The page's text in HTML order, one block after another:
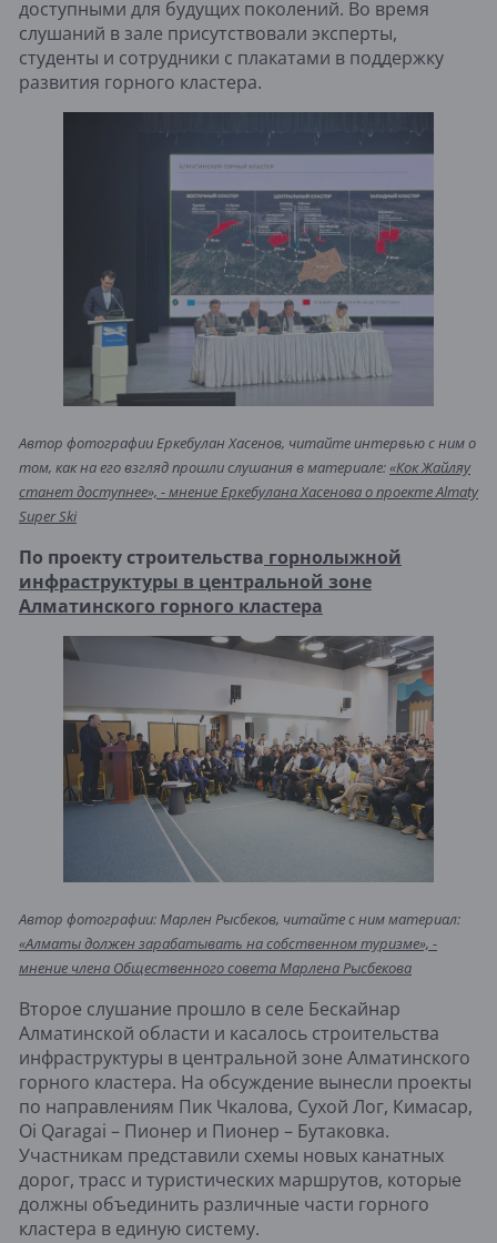
доступными для будущих поколений. Во время
слушаний в зале присутствовали эксперты,
студенты и сотрудники с плакатами в поддержку
развития горного кластера.
Автор фотографии Еркебулан Хасенов, читайте интервью с ним о
том, как на его взгляд прошли слушания в материале:«Кок Жайляу
станет доступнее», - мнение Еркебулана Хасенова о проекте Almaty
Super Ski
По проекту строительства горнолыжной
инфраструктуры в центральной зоне
Алматинского горного кластера
Автор фотографии: Марлен Рысбеков, читайте с ним материал:
«Алматы должен зарабатывать на собственном туризме», -
мнение члена Общественного совета Марлена Рысбекова
Второе слушание прошло в селе Бескайнар
Алматинской области и касалось строительства
инфраструктуры в центральной зоне Алматинского
горного кластера. На обсуждение вынесли проекты
по направлениям Пик Чкалова, Сухой Лог, Кимасар,
Oi Qaragai – Пионер и Пионер – Бутаковка.
Участникам представили схемы новых канатных
дорог, трасс и туристических маршрутов, которые
должны объединить различные части горного
кластера в единую систему.